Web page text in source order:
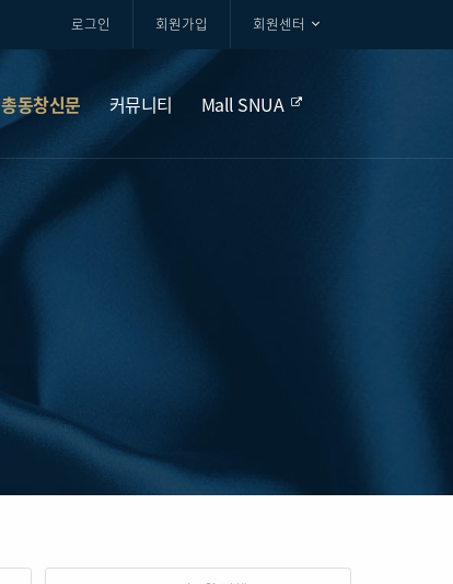
로그인 회원가입 회원센터
총동창신문 커뮤니티 Mall SNUA